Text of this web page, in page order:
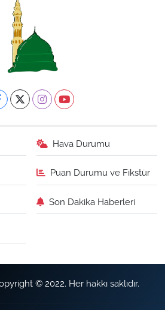
Hava Durumu
Puan Durumu ve Fikstür
Son Dakika Haberleri
© 2022. Her hakkı saklıdır.